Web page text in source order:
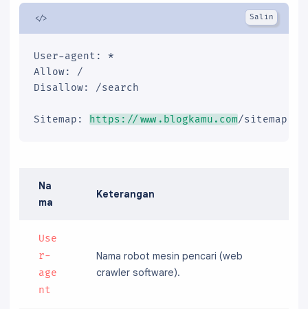
User-agent: *
Allow: /
Disallow: /search
Sitemap: https://www.blogkamu.com/
Na
ma
Keterangan
Use
r-
age
nt
Nama robot mesin pencari (web
crawler software).